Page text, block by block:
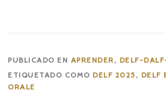
PUBLICADO EN APRENDER , DELF-
ETIQUETADO COMODELF 2025 , DELF
ORALE